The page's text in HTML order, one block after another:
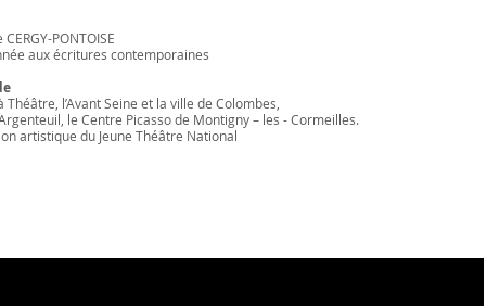
PONTOISE
aux écritures contemporaines
Théâtre, l’Avant Seine et la ville de Colombes,
le Centre Picasso de Montigny – les - Cormeilles.
artistique du Jeune Théâtre National​